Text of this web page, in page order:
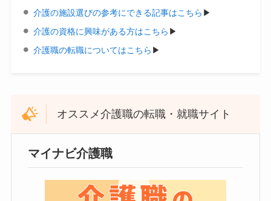
介護の施設選びの参考にできる記事はこちら ▶︎
介護の資格に興味がある方はこちら ▶︎
介護職の転職についてはこちら ▶︎
オススメ介護職の転職・就職サイト
マイナビ介護職